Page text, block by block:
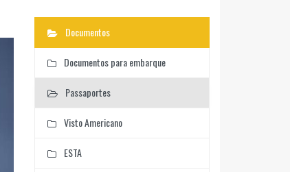
Documentos
Documentos para embarque
Passaportes
Visto Americano
ESTA